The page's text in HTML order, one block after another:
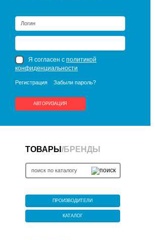
Я согласен с политикой
конфиденциальности
Регистрация Забыли пароль?
АВТОРИЗАЦИЯ
ТОВАРЫ /БРЕНДЫ
ПРОИЗВОДИТЕЛИ
КАТАЛОГ